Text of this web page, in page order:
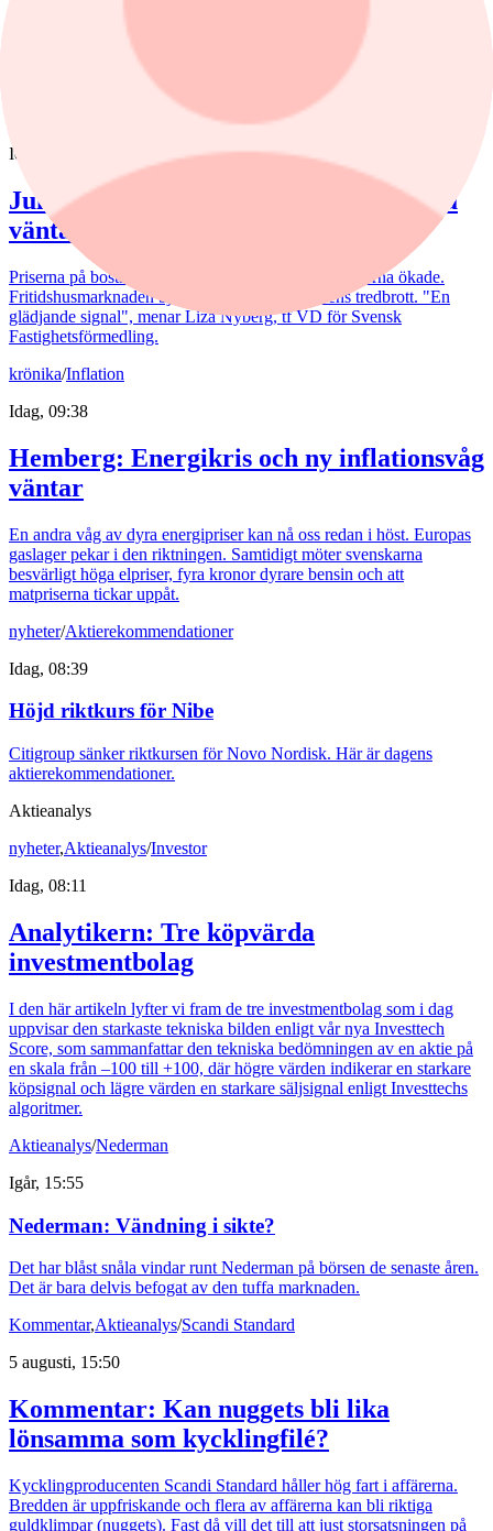
Trump: Räntebeslut är inte enbart upp till Warsh
Idag, 07:15
Juli bjöd på billigare bostadsrätter – nu
väntar en aktiv marknad
Priserna på bostadsrätter sjönk i juli medan villapriserna ökade.
Fritidshusmarknaden bjöd samtidigt på månadens tredbrott. "En
glädjande signal", menar Liza Nyberg, tf VD för Svensk
Fastighetsförmedling.
krönika/Inflation
Idag, 09:38
Hemberg: Energikris och ny inflationsvåg
väntar
En andra våg av dyra energipriser kan nå oss redan i höst. Europas
gaslager pekar i den riktningen. Samtidigt möter svenskarna
besvärligt höga elpriser, fyra kronor dyrare bensin och att
matpriserna tickar uppåt.
nyheter/Aktierekommendationer
Idag, 08:39
Höjd riktkurs för Nibe
Citigroup sänker riktkursen för Novo Nordisk. Här är dagens
aktierekommendationer.
Aktieanalys
nyheter,Aktieanalys/Investor
Idag, 08:11
Analytikern: Tre köpvärda
investmentbolag
I den här artikeln lyfter vi fram de tre investmentbolag som i dag
uppvisar den starkaste tekniska bilden enligt vår nya Investtech
Score, som sammanfattar den tekniska bedömningen av en aktie på
en skala från –100 till +100, där högre värden indikerar en starkare
köpsignal och lägre värden en starkare säljsignal enligt Investtechs
algoritmer.
Aktieanalys/Nederman
Igår, 15:55
Nederman: Vändning i sikte?
Det har blåst snåla vindar runt Nederman på börsen de senaste åren.
Det är bara delvis befogat av den tuffa marknaden.
Kommentar,Aktieanalys/Scandi Standard
5 augusti, 15:50
Kommentar: Kan nuggets bli lika
lönsamma som kycklingfilé?
Kycklingproducenten Scandi Standard håller hög fart i affärerna.
Bredden är uppfriskande och flera av affärerna kan bli riktiga
guldklimpar (nuggets). Fast då vill det till att just storsatsningen på